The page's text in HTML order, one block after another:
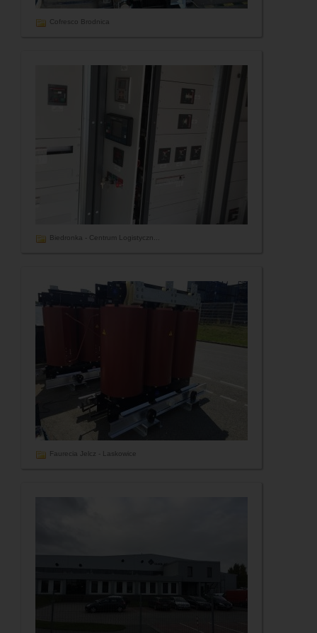
Cofresco Brodnica
Biedronka - Centrum Logistyczn...
Faurecia Jelcz - Laskowice